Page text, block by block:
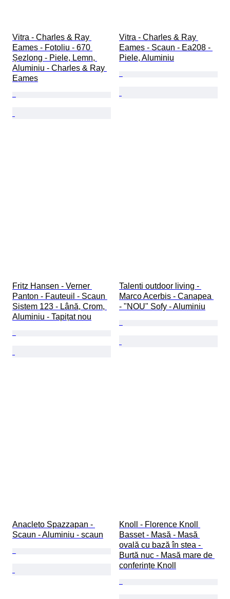
Vitra - Charles & Ray
Eames - Fotoliu - 670
Șezlong - Piele, Lemn,
Aluminiu - Charles & Ray
Eames
Vitra - Charles & Ray
Eames - Scaun - Ea208 -
Piele, Aluminiu
Fritz Hansen - Verner
Panton - Fauteuil - Scaun
Sistem 123 - Lână, Crom,
Aluminiu - Tapițat nou
Talenti outdoor living -
Marco Acerbis - Canapea
- "NOU" Sofy - Aluminiu
Anacleto Spazzapan -
Scaun - Aluminiu - scaun
Knoll - Florence Knoll
Basset - Masă - Masă
ovală cu bază în stea -
Burtă nuc - Masă mare de
conferințe Knoll